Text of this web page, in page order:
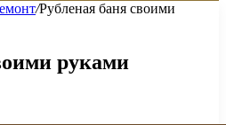
/Рубленая баня своими
руками